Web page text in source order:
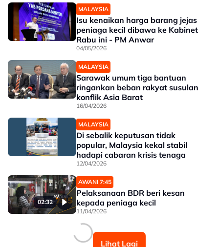
MALAYSIA
Isu kenaikan harga barang jejas
peniaga kecil dibawa ke Kabinet
Rabu ini - PM Anwar
04/05/2026
MALAYSIA
Sarawak umum tiga bantuan
ringankan beban rakyat susulan
konflik Asia Barat
16/04/2026
MALAYSIA
Di sebalik keputusan tidak
popular, Malaysia kekal stabil
hadapi cabaran krisis tenaga
12/04/2026
02:32
AWANI 7:45
Pelaksanaan BDR beri kesan
kepada peniaga kecil
11/04/2026
Lihat Lagi